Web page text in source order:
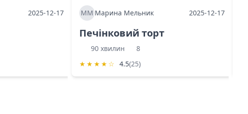
2025-12-17 МММарина Мельник 2025-12-17
Печінковий торт
90 хвилин
8
★ ★ ★ ★ ☆ 4.5(25)